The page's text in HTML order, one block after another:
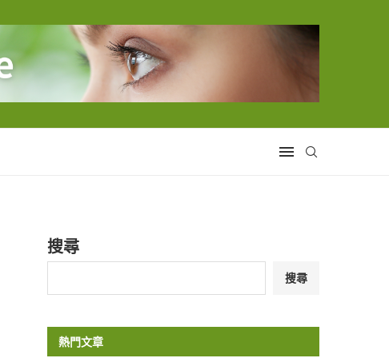
搜尋
搜尋
熱門文章